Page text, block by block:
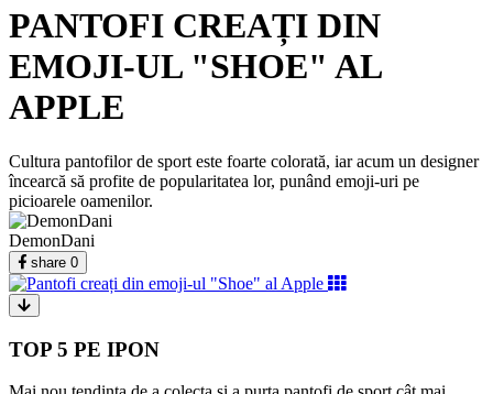
PANTOFI CREAȚI DIN
EMOJI-UL "SHOE" AL
APPLE
Cultura pantofilor de sport este foarte colorată, iar acum un designer
încearcă să profite de popularitatea lor, punând emoji-uri pe
picioarele oamenilor.
DemonDani
share 0
TOP 5 PE IPON